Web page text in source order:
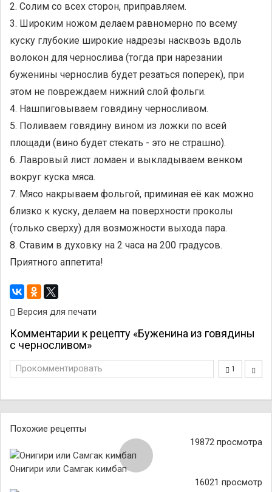
2. Солим со всех сторон, приправляем.
3. Широким ножом делаем равномерно по всему
куску глубокие широкие надрезы насквозь вдоль
волокон для чернослива (тогда при нарезании
буженины чернослив будет резаться поперек), при
этом не повреждаем нижний слой фольги.
4. Нашпиговываем говядину черносливом.
5. Поливаем говядину вином из ложки по всей
площади (вино будет стекать - это не страшно).
6. Лавровый лист ломаен и выкладываем венком
вокруг куска мяса.
7. Мясо накрываем фольгой, приминая её как можно
близко к куску, делаем на поверхности проколы
(только сверху) для возможности выхода пара.
8. Ставим в духовку на 2 часа на 200 градусов.
Приятного аппетита!
Версия для печати
Комментарии к рецепту «Буженина из говядины
с черносливом»
1
Прокомментировать
Похожие рецепты
19872 просмотра
Онигири или Самгак кимбап
16021 просмотр